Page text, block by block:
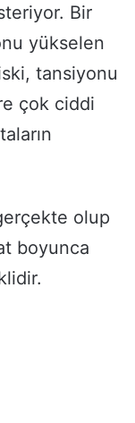
Bir
yükselen
tansiyonu
çok ciddi
olup
boyunca